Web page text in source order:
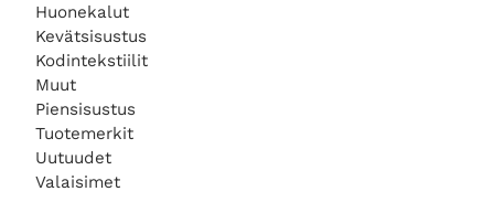
Huonekalut
Kevätsisustus
Kodintekstiilit
Muut
Piensisustus
Tuotemerkit
Uutuudet
Valaisimet